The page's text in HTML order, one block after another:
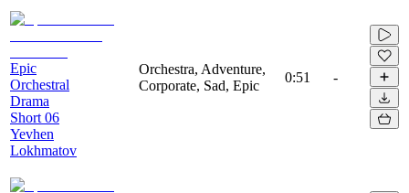
Epic
Orchestral
Drama
Short 06
Yevhen
Lokhmatov
Orchestra, Adventure,
Corporate, Sad, Epic
0:51 -